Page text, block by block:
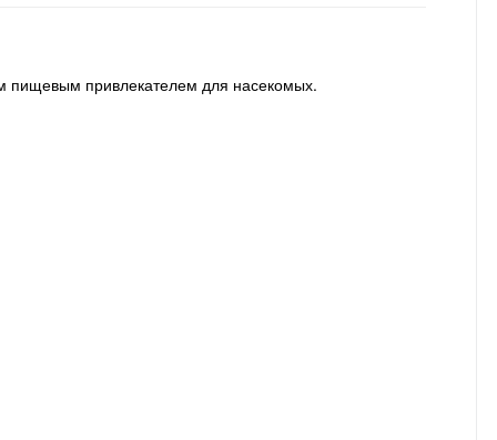
пищевым привлекателем для насекомых.